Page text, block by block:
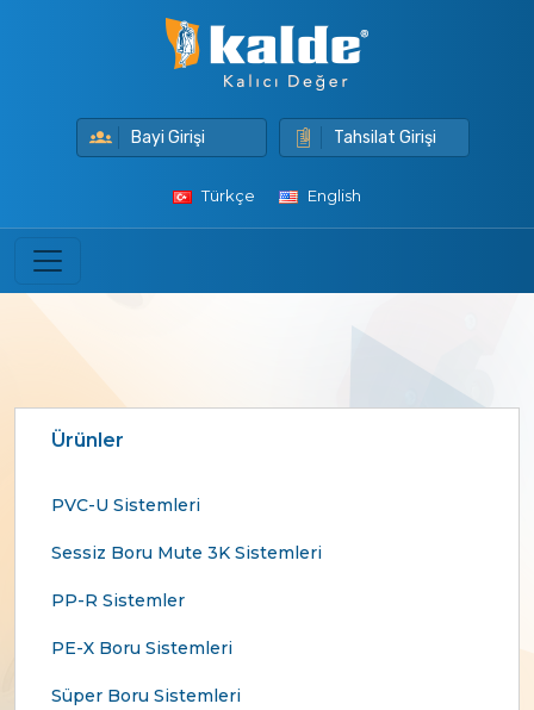
Bayi Girişi Tahsilat Girişi
Türkçe English
Ürünler
PVC-U Sistemleri
Sessiz Boru Mute 3K Sistemleri
PP-R Sistemler
PE-X Boru Sistemleri
Süper Boru Sistemleri